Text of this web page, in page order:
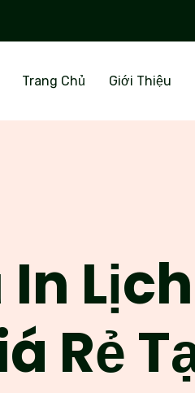
Trang Chủ Giới Thiệu
Rẻ